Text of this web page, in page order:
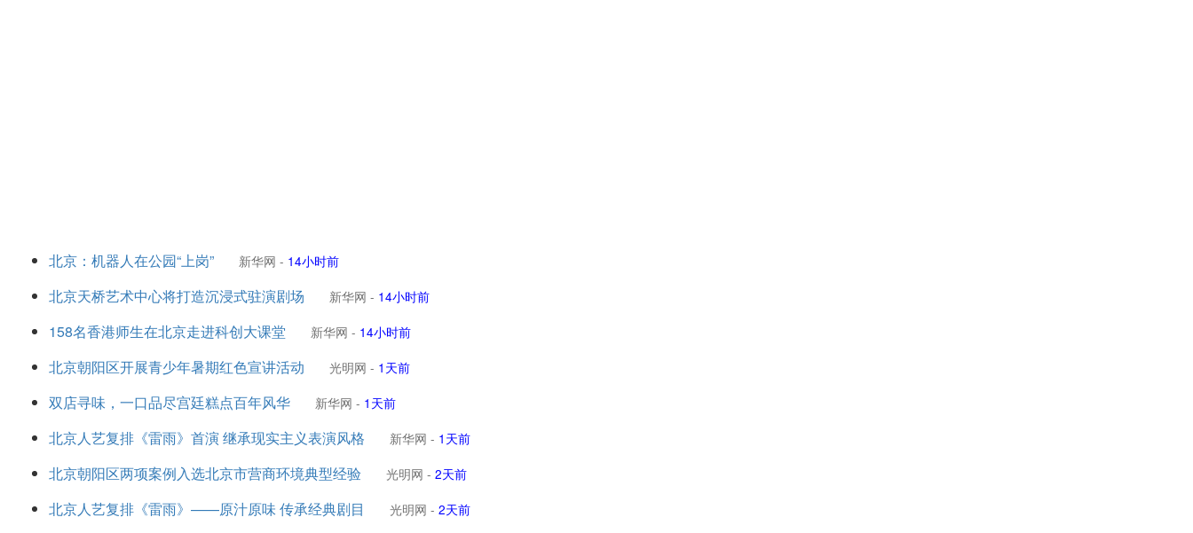
北京：机器人在公园“上岗” 新华网 - 14小时前
北京天桥艺术中心将打造沉浸式驻演剧场 新华网 - 14小时前
158名香港师生在北京走进科创大课堂 新华网 - 14小时前
北京朝阳区开展青少年暑期红色宣讲活动 光明网 - 1天前
双店寻味，一口品尽宫廷糕点百年风华 新华网 - 1天前
北京人艺复排《雷雨》首演 继承现实主义表演风格 新华网 - 1天前
北京朝阳区两项案例入选北京市营商环境典型经验 光明网 - 2天前
北京人艺复排《雷雨》——原汁原味 传承经典剧目 光明网 - 2天前